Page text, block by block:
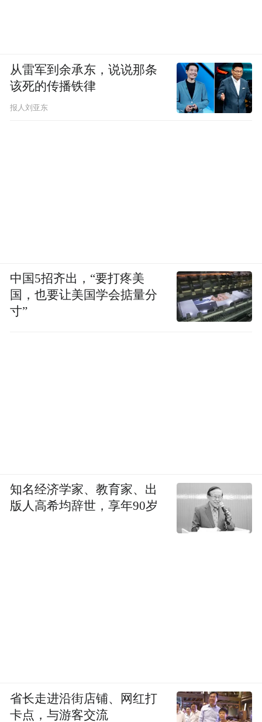
从雷军到余承东，说说那条
该死的传播铁律
报人刘亚东
中国5招齐出，“要打疼美
国，也要让美国学会掂量分
寸”
知名经济学家、教育家、出
版人高希均辞世，享年90岁
省长走进沿街店铺、网红打
卡点，与游客交流